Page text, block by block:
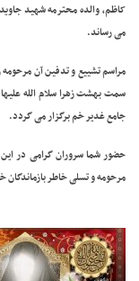
کاظم،والده محترمه شهید
می رساند.
سمت بهشت زهرا سلام الله
جامع غدیر خم برگزار می گردد.
حضور شما سروران گرامی در
مرحومه و تسلی خاطر